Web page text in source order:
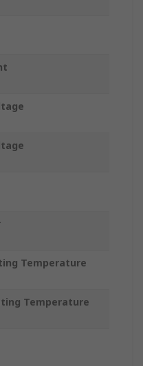
Temperature
Temperature